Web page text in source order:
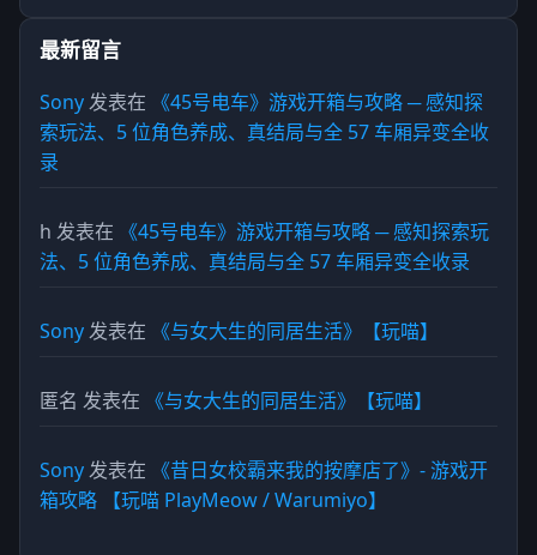
最新留言
Sony发表在 《45号电车》游戏开箱与攻略 ─ 感知探
索玩法、5 位角色养成、真结局与全 57 车厢异变全收
录
h 发表在 《45号电车》游戏开箱与攻略 ─ 感知探索玩
法、5 位角色养成、真结局与全 57 车厢异变全收录
Sony发表在 《与女大生的同居生活》【玩喵】
匿名 发表在 《与女大生的同居生活》【玩喵】
Sony发表在 《昔日女校霸来我的按摩店了》- 游戏开
箱攻略 【玩喵 PlayMeow / Warumiyo】